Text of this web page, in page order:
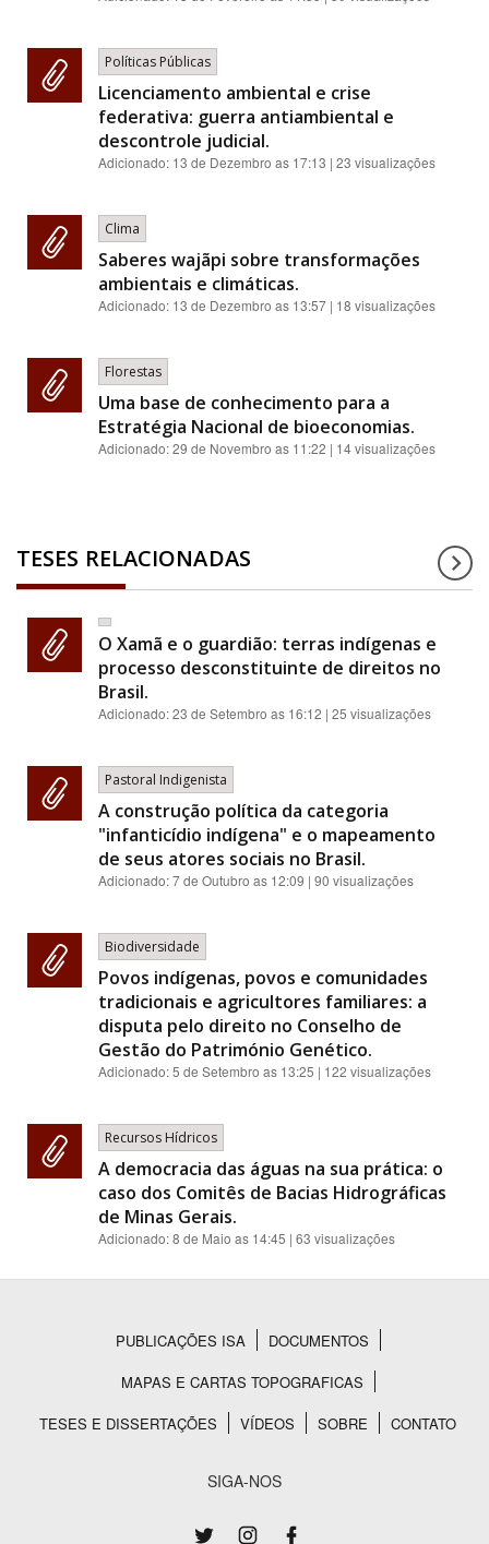
Políticas Públicas
Licenciamento ambiental e crise
federativa: guerra antiambiental e
descontrole judicial.
Adicionado: 13 de Dezembro as 17:13 | 23 visualizações
Clima
Saberes wajãpi sobre transformações
ambientais e climáticas.
Adicionado: 13 de Dezembro as 13:57 | 18 visualizações
Florestas
Uma base de conhecimento para a
Estratégia Nacional de bioeconomias.
Adicionado:29 de Novembro as 11:22 | 14 visualizações
TESES RELACIONADAS
O Xamã e o guardião: terras indígenas e
processo desconstituinte de direitos no
Brasil.
Adicionado:23 de Setembro as 16:12 | 25 visualizações
Pastoral Indigenista
A construção política da categoria
"infanticídio indígena" e o mapeamento
de seus atores sociais no Brasil.
Adicionado:7 de Outubro as 12:09 | 90 visualizações
Biodiversidade
Povos indígenas, povos e comunidades
tradicionais e agricultores familiares: a
disputa pelo direito no Conselho de
Gestão do Património Genético.
Adicionado:5 de Setembro as 13:25 | 122 visualizações
Recursos Hídricos
A democracia das águas na sua prática: o
caso dos Comitês de Bacias Hidrográficas
de Minas Gerais.
Adicionado:8 de Maio as 14:45 | 63 visualizações
Rodapé
PUBLICAÇÕES ISA
DOCUMENTOS
MAPAS E CARTAS TOPOGRAFICAS
TESES E DISSERTAÇÕES
VÍDEOS SOBRE CONTATO
SIGA-NOS